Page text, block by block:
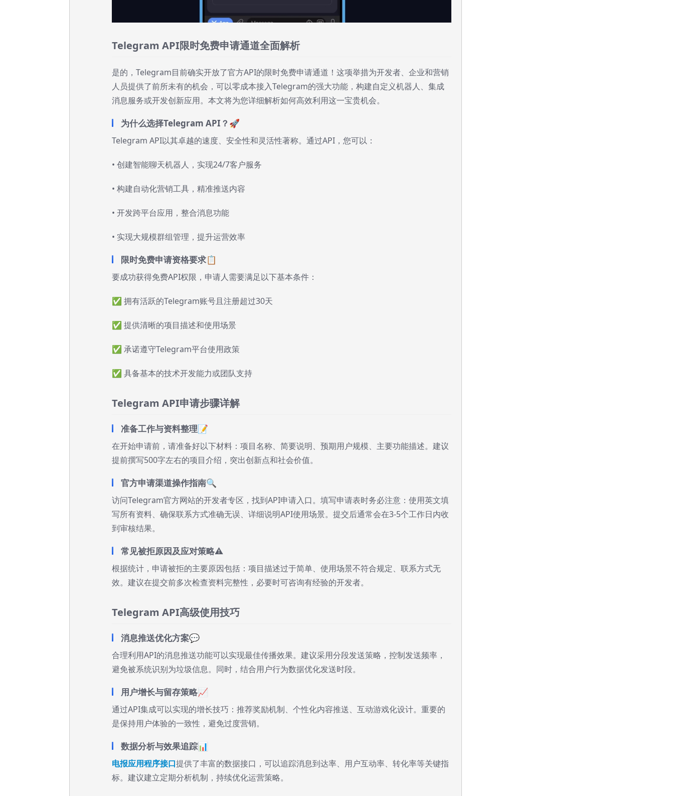
Telegram API限时免费申请通道全面解析
是的，Telegram目前确实开放了官方API的限时免费申请通道！这项举措为开发者、企业和营销
人员提供了前所未有的机会，可以零成本接入Telegram的强大功能，构建自定义机器人、集成
消息服务或开发创新应用。本文将为您详细解析如何高效利用这一宝贵机会。
为什么选择Telegram API？🚀
Telegram API以其卓越的速度、安全性和灵活性著称。通过API，您可以：
• 创建智能聊天机器人，实现24/7客户服务
• 构建自动化营销工具，精准推送内容
• 开发跨平台应用，整合消息功能
• 实现大规模群组管理，提升运营效率
限时免费申请资格要求📋
要成功获得免费API权限，申请人需要满足以下基本条件：
✅ 拥有活跃的Telegram账号且注册超过30天
✅ 提供清晰的项目描述和使用场景
✅ 承诺遵守Telegram平台使用政策
✅ 具备基本的技术开发能力或团队支持
Telegram API申请步骤详解
准备工作与资料整理📝
在开始申请前，请准备好以下材料：项目名称、简要说明、预期用户规模、主要功能描述。建议
提前撰写500字左右的项目介绍，突出创新点和社会价值。
官方申请渠道操作指南🔍
访问Telegram官方网站的开发者专区，找到API申请入口。填写申请表时务必注意：使用英文填
写所有资料、确保联系方式准确无误、详细说明API使用场景。提交后通常会在3-5个工作日内收
到审核结果。
常见被拒原因及应对策略⚠️
根据统计，申请被拒的主要原因包括：项目描述过于简单、使用场景不符合规定、联系方式无
效。建议在提交前多次检查资料完整性，必要时可咨询有经验的开发者。
Telegram API高级使用技巧
消息推送优化方案💬
合理利用API的消息推送功能可以实现最佳传播效果。建议采用分段发送策略，控制发送频率，
避免被系统识别为垃圾信息。同时，结合用户行为数据优化发送时段。
用户增长与留存策略📈
通过API集成可以实现的增长技巧：推荐奖励机制、个性化内容推送、互动游戏化设计。重要的
是保持用户体验的一致性，避免过度营销。
数据分析与效果追踪📊
电报应用程序接口提供了丰富的数据接口，可以追踪消息到达率、用户互动率、转化率等关键指
标。建议建立定期分析机制，持续优化运营策略。